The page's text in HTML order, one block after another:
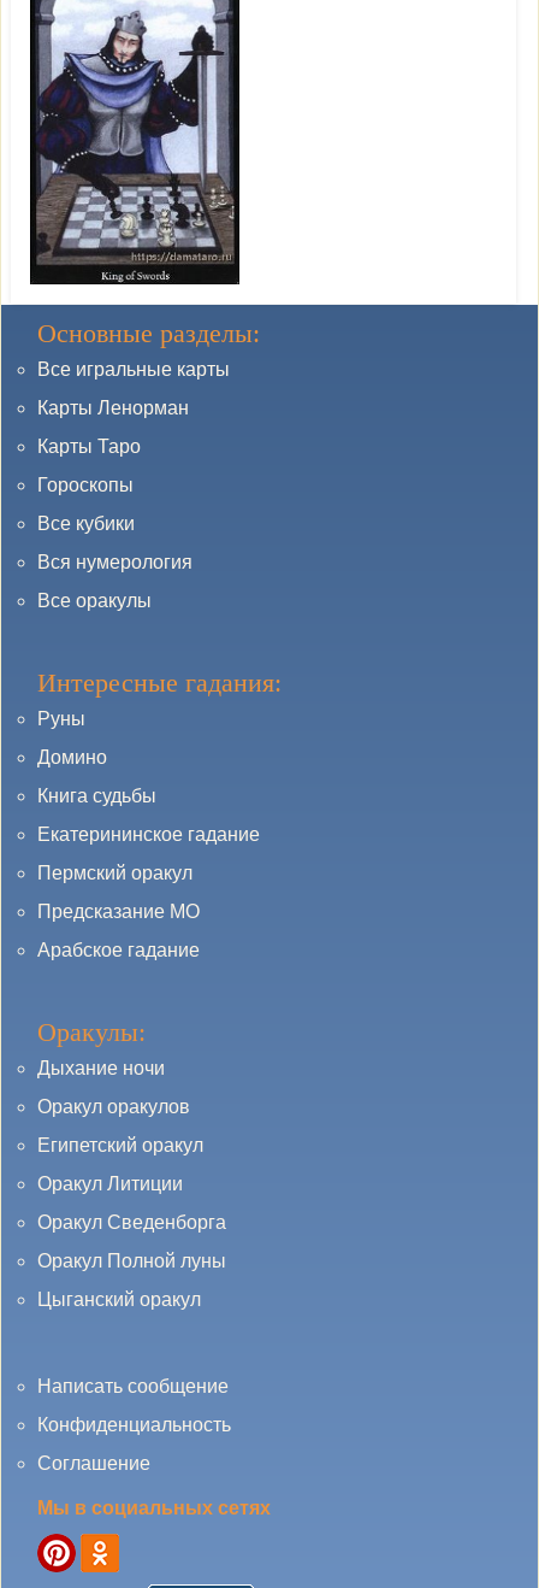
Основные разделы:
Все игральные карты
Карты Ленорман
Карты Таро
Гороскопы
Все кубики
Вся нумерология
Все оракулы
Интересные гадания:
Руны
Домино
Книга судьбы
Екатерининское гадание
Пермский оракул
Предсказание МО
Арабское гадание
Оракулы:
Дыхание ночи
Оракул оракулов
Египетский оракул
Оракул Литиции
Оракул Сведенборга
Оракул Полной луны
Цыганский оракул
Написать сообщение
Конфиденциальность
Соглашение
Мы в социальных сетях